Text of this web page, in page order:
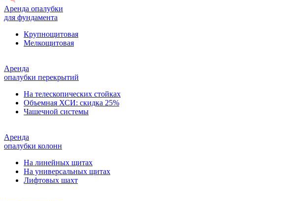
Аренда опалубки
для фундамента
Крупнощитовая
Мелкощитовая
Аренда
опалубки перекрытий
На телескопических стойках
Объемная ХСИ: скидка 25%
Чашечной системы
Аренда
опалубки колонн
На линейных щитах
На универсальных щитах
Лифтовых шахт